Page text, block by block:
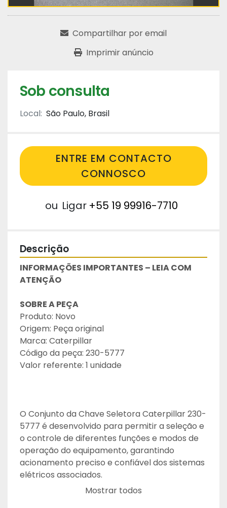
Compartilhar por email
Imprimir anúncio
Sob consulta
Local: São Paulo, Brasil
ENTRE EM CONTACTO
CONNOSCO
ou Ligar +55 19 99916-7710
Descrição
INFORMAÇÕES IMPORTANTES – LEIA COM
ATENÇÃO
SOBRE A PEÇA
Produto: Novo
Origem: Peça original
Marca: Caterpillar
Código da peça: 230-5777
Valor referente: 1 unidade
O Conjunto da Chave Seletora Caterpillar 230-
5777 é desenvolvido para permitir a seleção e
o controle de diferentes funções e modos de
operação do equipamento, garantindo
acionamento preciso e confiável dos sistemas
elétricos associados.
Fabricado conforme os rigorosos padrões de
Mostrar todos